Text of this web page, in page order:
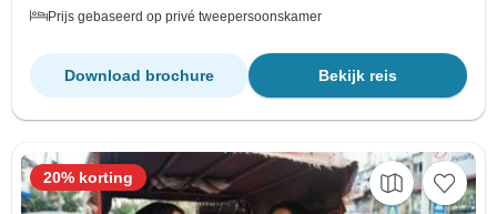
Prijs gebaseerd op privé tweepersoonskamer
Bekijk reis
Download brochure
20% korting